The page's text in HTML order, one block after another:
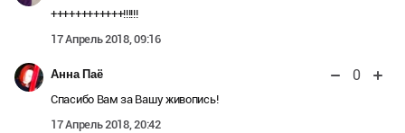
++++++++++++!!!!!!
17 Апрель 2018, 09:16
Анна Паё 0
Спасибо Вам за Вашу живопись!
17 Апрель 2018, 20:42